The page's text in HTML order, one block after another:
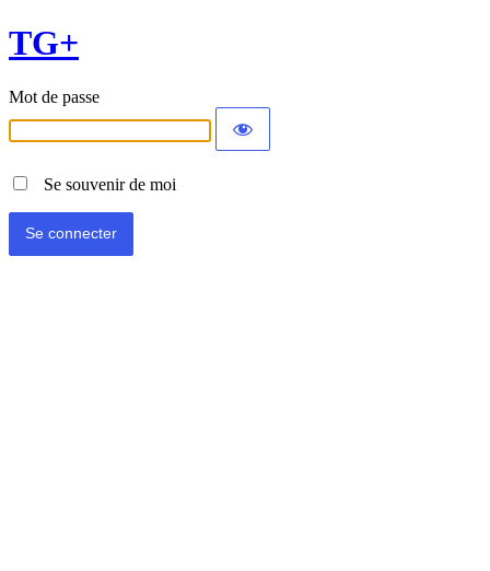
TG+
Mot de passe
Se souvenir de moi